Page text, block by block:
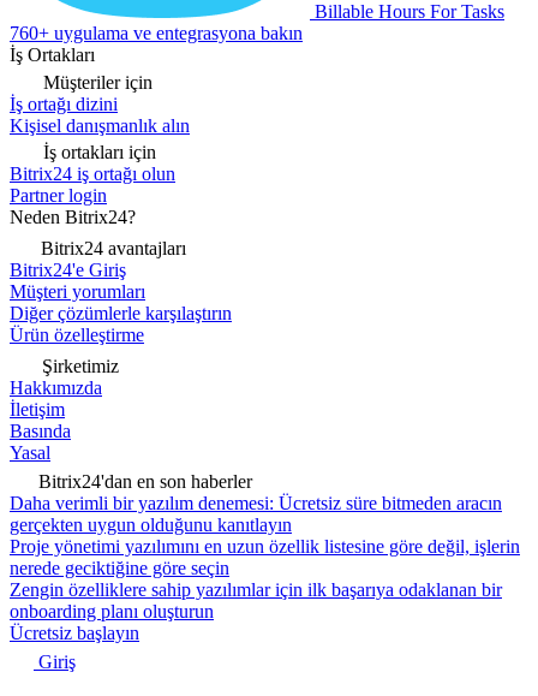
Billable Hours For Tasks
760+ uygulama ve entegrasyona bakın
İş Ortakları
Müşteriler için
İş ortağı dizini
Kişisel danışmanlık alın
İş ortakları için
Bitrix24 iş ortağı olun
Partner login
Neden Bitrix24?
Bitrix24 avantajları
Bitrix24'e Giriş
Müşteri yorumları
Diğer çözümlerle karşılaştırın
Ürün özelleştirme
Şirketimiz
Hakkımızda
İletişim
Basında
Yasal
Bitrix24'dan en son haberler
Daha verimli bir yazılım denemesi: Ücretsiz süre bitmeden aracın
gerçekten uygun olduğunu kanıtlayın
Proje yönetimi yazılımını en uzun özellik listesine göre değil, işlerin
nerede geciktiğine göre seçin
Zengin özelliklere sahip yazılımlar için ilk başarıya odaklanan bir
onboarding planı oluşturun
Ücretsiz başlayın
Giriş